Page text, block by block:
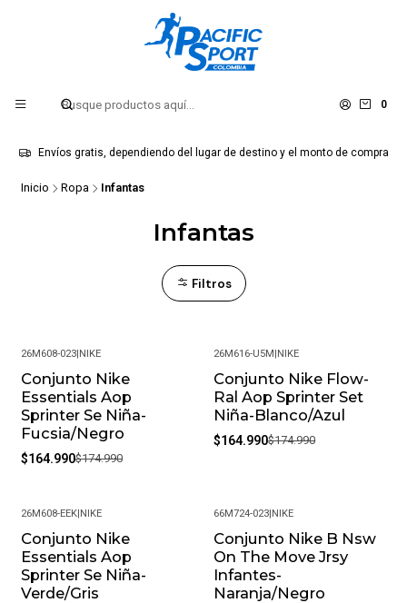
0
Envíos gratis, dependiendo del lugar de destino y el monto de compra
Inicio Ropa Infantas
Infantas
Filtros
-6%
26M608-023| NIKE
Conjunto Nike
Essentials Aop
Sprinter Se Niña-
Fucsia/Negro
$164.990$174.990
-6%
26M616-U5M NIKE
Conjunto Nike Flow-
Ral Aop Sprinter Set
Niña-Blanco/Azul
$164.990$174.990
-9%
26M608-EEK| NIKE
Conjunto Nike
Essentials Aop
Sprinter Se Niña-
Verde/Gris
-17%
66M724-023 NIKE
Conjunto Nike B Nsw
On The Move Jrsy
Infantes-
Naranja/Negro